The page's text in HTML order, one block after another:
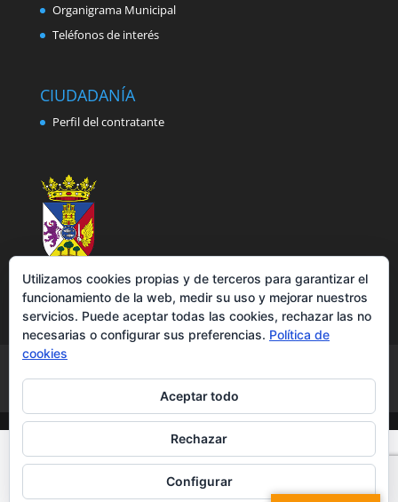
Organigrama Municipal
Teléfonos de interés
CIUDADANÍA
Perfil del contratante
Política de cookies
Accesibilidad
Utilizamos cookies propias y de terceros para garantizar el
funcionamiento de la web, medir su uso y mejorar nuestros
servicios. Puede aceptar todas las cookies, rechazar las no
necesarias o configurar sus preferencias. Política de
cookies
Aceptar todo
Rechazar
Configurar